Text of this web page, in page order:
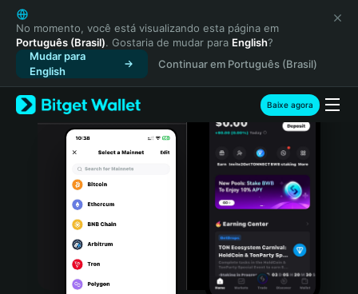
English
日本語
Tiếng Việt
Русский
Español (Latinoamérica)
Türkçe
Italiano
Português (Portugal)
Bahasa Indonesia
No momento, você está visualizando esta página em
Português (Brasil). Gostaria de mudar para English?
Mudar para
English
Continuar em Português (Brasil)
Baixe agora